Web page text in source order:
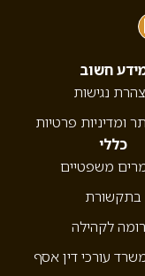
חשוב
נגישות
ומדיניות פרטיות
כללי
משפטיים
בתקשורת
לקהילה
עורכי דין אסף